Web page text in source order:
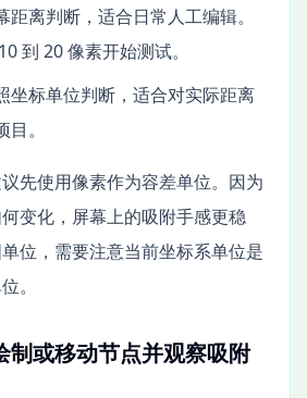
距离判断，适合日常人工编辑。
到 20 像素开始测试。
坐标单位判断，适合对实际距离
。
先使用像素作为容差单位。因为
变化，屏幕上的吸附手感更稳
位，需要注意当前坐标系单位是
。
制或移动节点并观察吸附